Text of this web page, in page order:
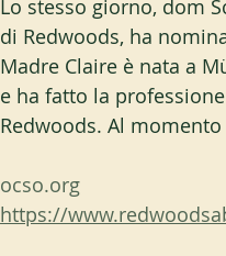
Lo stesso giorno, dom
di Redwoods, ha
Madre Claire è nata a
e ha fatto la
Redwoods. Al
ocso.org
https://